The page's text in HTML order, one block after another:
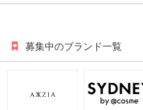
募集中のブランド一覧